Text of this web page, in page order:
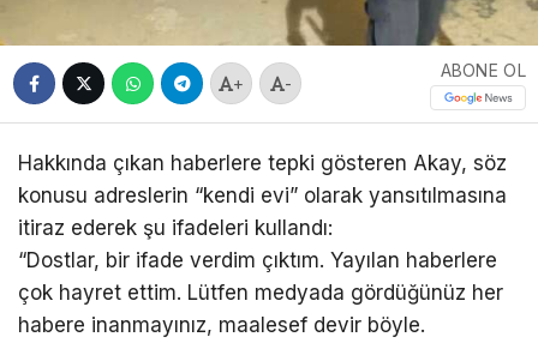
+ -
ABONE OL
Hakkında çıkan haberlere tepki gösteren Akay, söz
konusu adreslerin “kendi evi” olarak yansıtılmasına
itiraz ederek şu ifadeleri kullandı:
“Dostlar, bir ifade verdim çıktım. Yayılan haberlere
çok hayret ettim. Lütfen medyada gördüğünüz her
habere inanmayınız, maalesef devir böyle.